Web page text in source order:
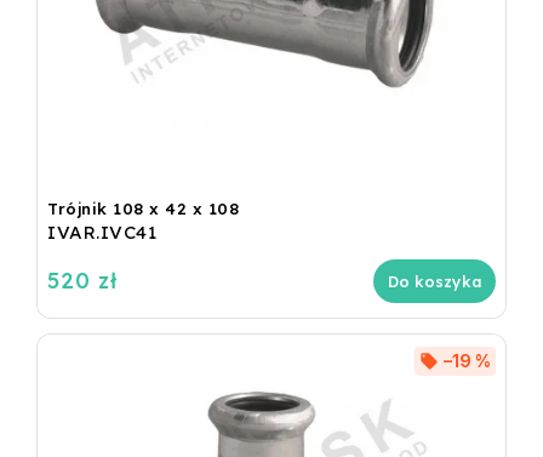
Trójnik 108 x 42 x 108
IVAR.IVC41
520 zł Do koszyka
–19 %